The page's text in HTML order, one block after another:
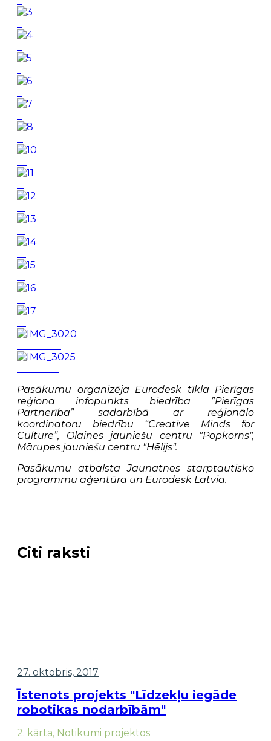
Pasākumu organizēja Eurodesk tīkla Pierīgas
reģiona infopunkts biedrība ”Pierīgas
Partnerība” sadarbībā ar reģionālo
koordinatoru biedrību “Creative Minds for
Culture”, Olaines jauniešu centru "Popkorns",
Mārupes jauniešu centru "Hēlijs".
Pasākumu atbalsta Jaunatnes starptautisko
programmu aģentūra un Eurodesk Latvia.
Citi raksti
27. oktobris, 2017
Īstenots projekts "Līdzekļu iegāde
robotikas nodarbībām"
2. kārta, Notikumi projektos